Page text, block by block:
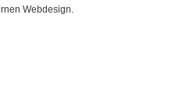
Webdesign.